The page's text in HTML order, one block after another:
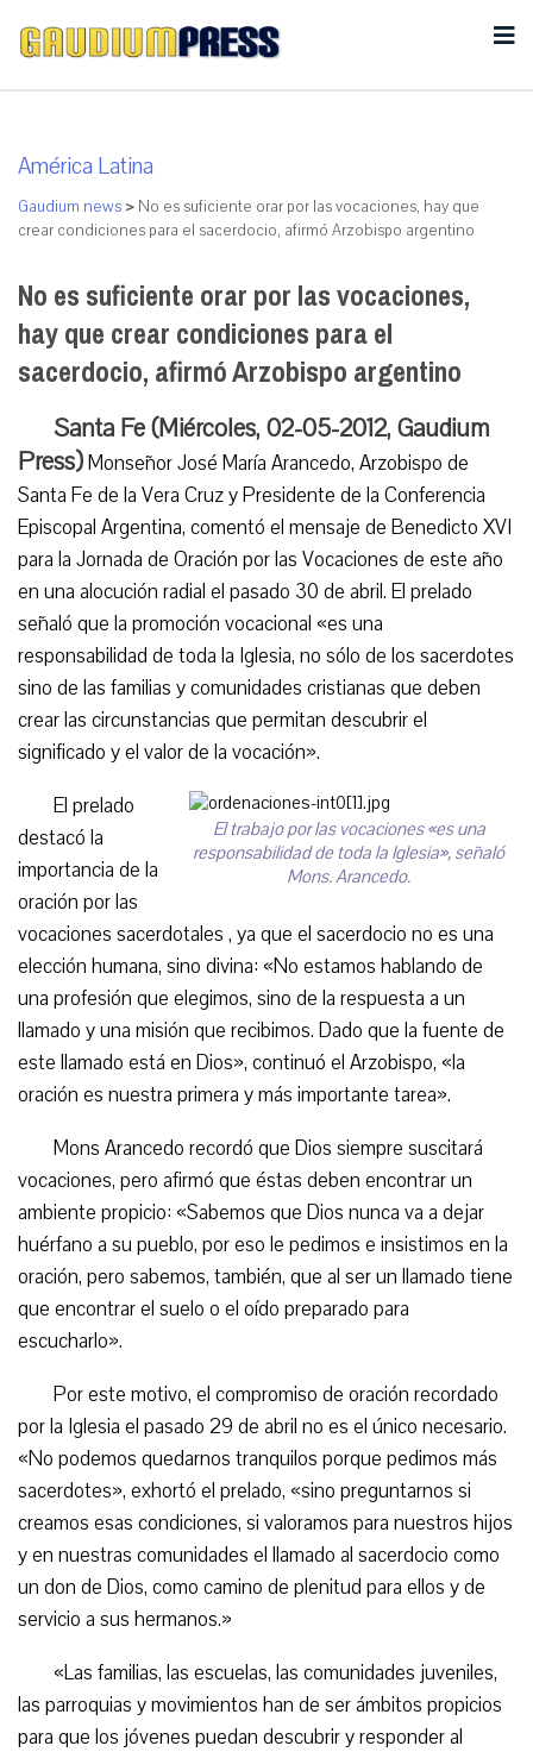
América Latina
Gaudium news > No es suficiente orar por las vocaciones, hay que
crear condiciones para el sacerdocio, afirmó Arzobispo argentino
No es suficiente orar por las vocaciones,
hay que crear condiciones para el
sacerdocio, afirmó Arzobispo argentino
Santa Fe (Miércoles, 02-05-2012, Gaudium
Press)Monseñor José María Arancedo, Arzobispo de
Santa Fe de la Vera Cruz y Presidente de la Conferencia
Episcopal Argentina, comentó el mensaje de Benedicto XVI
para la Jornada de Oración por las Vocaciones de este año
en una alocución radial el pasado 30 de abril. El prelado
señaló que la promoción vocacional «es una
responsabilidad de toda la Iglesia, no sólo de los sacerdotes
sino de las familias y comunidades cristianas que deben
crear las circunstancias que permitan descubrir el
significado y el valor de la vocación».
El trabajo por las vocaciones «es una
responsabilidad de toda la Iglesia», señaló
Mons. Arancedo.
El prelado
destacó la
importancia de la
oración por las
vocaciones sacerdotales , ya que el sacerdocio no es una
elección humana, sino divina: «No estamos hablando de
una profesión que elegimos, sino de la respuesta a un
llamado y una misión que recibimos. Dado que la fuente de
este llamado está en Dios», continuó el Arzobispo, «la
oración es nuestra primera y más importante tarea».
Mons Arancedo recordó que Dios siempre suscitará
vocaciones, pero afirmó que éstas deben encontrar un
ambiente propicio: «Sabemos que Dios nunca va a dejar
huérfano a su pueblo, por eso le pedimos e insistimos en la
oración, pero sabemos, también, que al ser un llamado tiene
que encontrar el suelo o el oído preparado para
escucharlo».
Por este motivo, el compromiso de oración recordado
por la Iglesia el pasado 29 de abril no es el único necesario.
«No podemos quedarnos tranquilos porque pedimos más
sacerdotes», exhortó el prelado, «sino preguntarnos si
creamos esas condiciones, si valoramos para nuestros hijos
y en nuestras comunidades el llamado al sacerdocio como
un don de Dios, como camino de plenitud para ellos y de
servicio a sus hermanos.»
«Las familias, las escuelas, las comunidades juveniles,
las parroquias y movimientos han de ser ámbitos propicios
para que los jóvenes puedan descubrir y responder al